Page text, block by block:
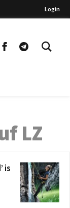
Login
LZ
is